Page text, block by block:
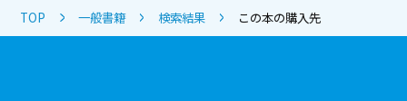
TOP 一般書籍 検索結果 この本の購入先